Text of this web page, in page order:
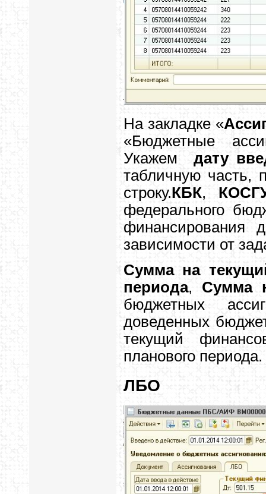
На закладке «
«Бюджетные
Укажем дату
табличную часть,
строку.КБК,
федерального
финансирования
зависимости от
Сумма на
периода, Сумма
бюджетных
доведенных
текущий
планового периода.
ЛБО